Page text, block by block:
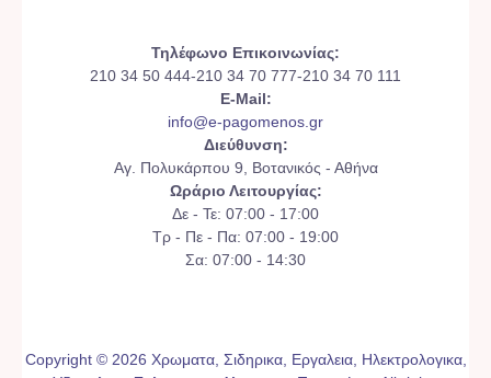
Τηλέφωνο Επικοινωνίας:
210 34 50 444-210 34 70 777-210 34 70 111
E-Mail:
info@e-pagomenos.gr
Διεύθυνση:
Αγ. Πολυκάρπου 9, Βοτανικός - Αθήνα
Ωράριο Λειτουργίας:
Δε - Τε: 07:00 - 17:00
Τρ - Πε - Πα: 07:00 - 19:00
Σα: 07:00 - 14:30
Copyright © 2026 Χρωματα, Σιδηρικα, Εργαλεια, Ηλεκτρολογικα,